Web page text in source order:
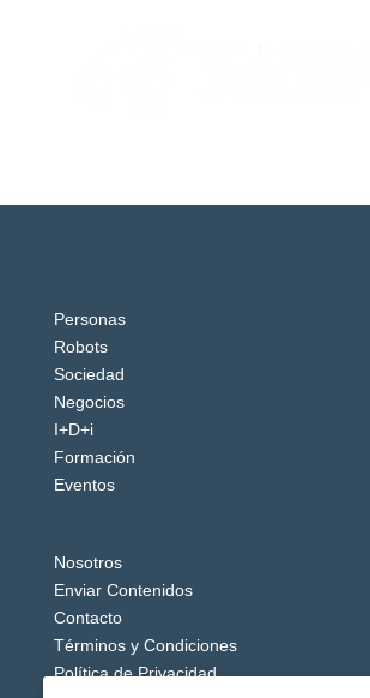
Personas
Robots
Sociedad
Negocios
I+D+i
Formación
Eventos
Nosotros
Enviar Contenidos
Contacto
Términos y Condiciones
Política de Privacidad